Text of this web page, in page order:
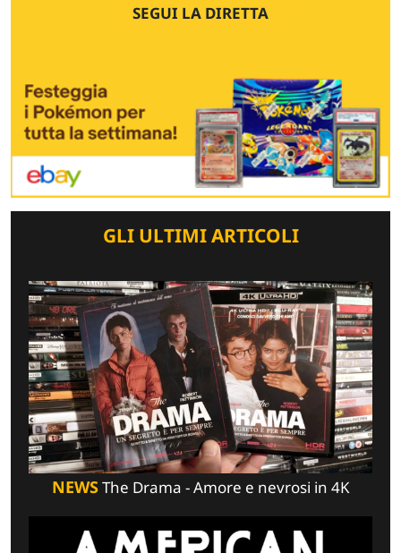
SEGUI LA DIRETTA
GLI ULTIMI ARTICOLI
NEWSThe Drama - Amore e nevrosi in 4K